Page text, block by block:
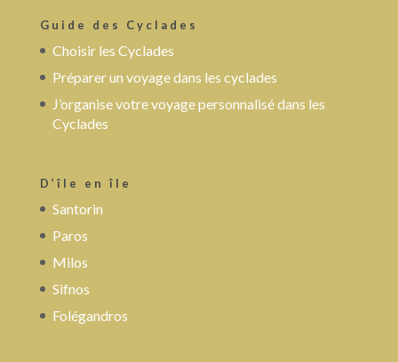
Guide des Cyclades
Choisir les Cyclades
Préparer un voyage dans les cyclades
J’organise votre voyage personnalisé dans les
Cyclades
D’île en île
Santorin
Paros
Milos
Sifnos
Folégandros